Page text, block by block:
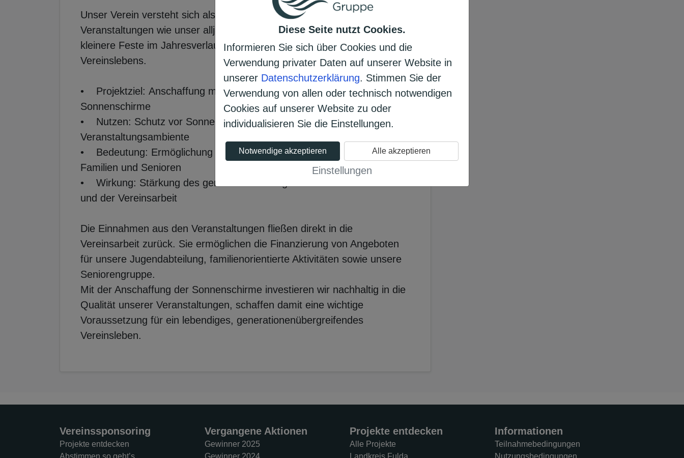
Diese Seite nutzt Cookies.
Informieren Sie sich über Cookies und die
Verwendung privater Daten auf unserer Website in
unserer Datenschutzerklärung. Stimmen Sie der
Verwendung von allen oder technisch notwendigen
Cookies auf unserer Website zu oder
individualisieren Sie die Einstellungen.
Notwendige akzeptieren Alle akzeptieren
Einstellungen
Unser Verein versteht sich als Treffpunkt für Jung und Alt. Öffentliche
Veranstaltungen wie unser alljährliches Fest am 01. Mai sowie weitere
kleinere Feste im Jahresverlauf sind ein zentraler Bestandteil unseres
Vereinslebens.
• Projektziel: Anschaffung mobiler, leicht transportierbarer
Sonnenschirme
• Nutzen: Schutz vor Sonne und leichtem Regen, angenehmes
Veranstaltungsambiente
• Bedeutung: Ermöglichung von Vereinsangeboten für Jugendliche,
Familien und Senioren
• Wirkung: Stärkung des generationenübergreifenden Miteinanders
und der Vereinsarbeit
Die Einnahmen aus den Veranstaltungen fließen direkt in die
Vereinsarbeit zurück. Sie ermöglichen die Finanzierung von Angeboten
für unsere Jugendabteilung, familienorientierte Aktivitäten sowie unsere
Seniorengruppe.
Mit der Anschaffung der Sonnenschirme investieren wir nachhaltig in die
Qualität unserer Veranstaltungen, schaffen damit eine wichtige
Voraussetzung für ein lebendiges, generationenübergreifendes
Vereinsleben.
Vereinssponsoring
Projekte entdecken
Abstimmen so geht’s
Vergangene Aktionen
Gewinner 2025
Gewinner 2024
Projekte entdecken
Alle Projekte
Landkreis Fulda
Informationen
Teilnahmebedingungen
Nutzungsbedingungen